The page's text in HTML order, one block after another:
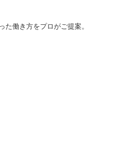
働き方をプロがご提案。